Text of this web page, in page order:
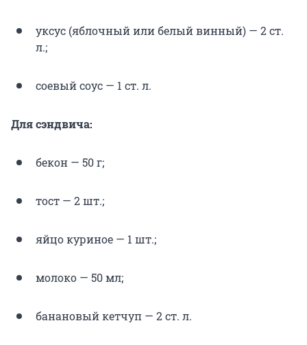
уксус (яблочный или белый винный) — 2 ст.
л.;
соевый соус — 1 ст. л.
Для сэндвича:
бекон — 50 г;
тост — 2 шт.;
яйцо куриное — 1 шт.;
молоко — 50 мл;
банановый кетчуп — 2 ст. л.